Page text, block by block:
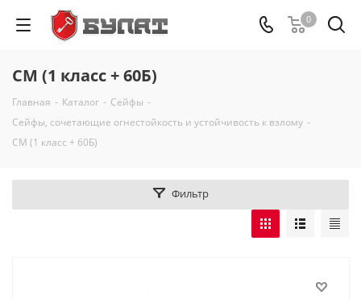
0
СМ (1 класс + 60Б)
Главная - Каталог - Сейфы -
Сейфы, сочетающие огнестойкость и устойчивость к взлому -
СМ (1 класс + 60Б)
Фильтр